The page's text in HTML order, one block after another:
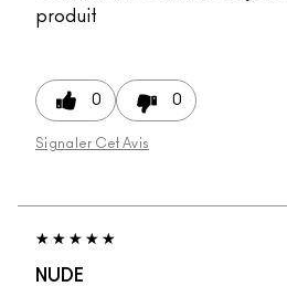
produit
0 0
Signaler Cet Avis
NUDE